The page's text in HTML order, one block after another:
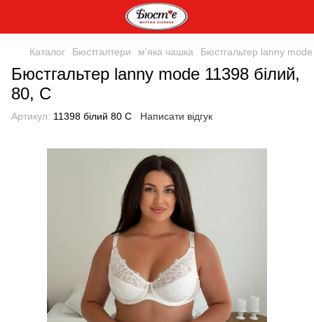
Каталог Бюстгалтери м'яка чашка Бюстгальтер lanny
Бюстгальтер lanny mode 11398 білий,
80, C
Артикул: 11398 білий 80 С Написати відгук